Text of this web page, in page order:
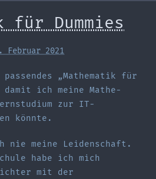
für Dummies
Februar 2021
„Mathematik für
damit ich meine Mathe-
zur IT-
könnte.
nie meine Leidenschaft.
habe ich mich
mit der